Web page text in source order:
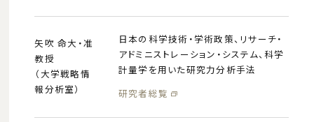
矢吹 命大・准
教授
（大学戦略情
報分析室）
日本の科学技術・学術政策、リサーチ・
アドミニストレーション・システム、科学
計量学を用いた研究力分析手法
研究者総覧